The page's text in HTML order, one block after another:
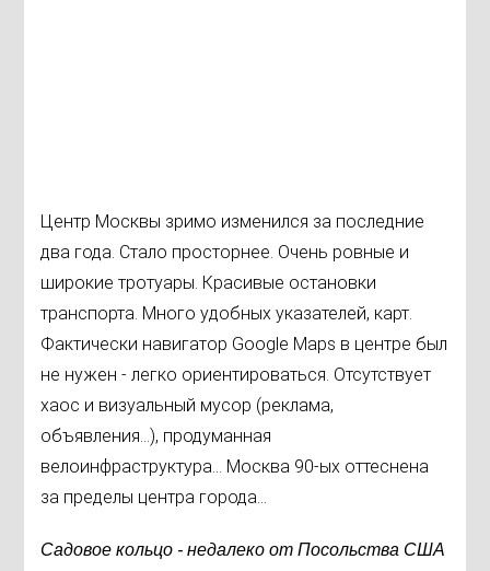
Центр Москвы зримо изменился за последние
два года. Стало просторнее. Очень ровные и
широкие тротуары. Красивые остановки
транспорта. Много удобных указателей, карт.
Фактически навигатор Google Maps в центре был
не нужен - легко ориентироваться. Отсутствует
хаос и визуальный мусор (реклама,
объявления...), продуманная
велоинфраструктура... Москва 90-ых оттеснена
за пределы центра города...
Садовое кольцо - недалеко от Посольства США